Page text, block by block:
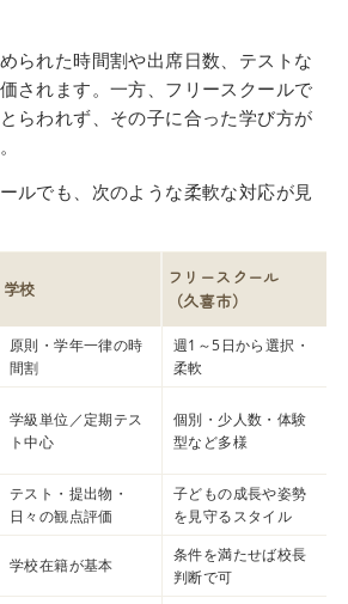
られた時間割や出席日数、テストな
されます。一方、フリースクールで
らわれず、その子に合った学び方が
ルでも、次のような柔軟な対応が見
学校
フリースクール
（久喜市）
原則・学年一律の時
間割
週1～5日から選択・
柔軟
学級単位／定期テス
ト中心
個別・少人数・体験
型など多様
テスト・提出物・
日々の観点評価
子どもの成長や姿勢
を見守るスタイル
学校在籍が基本
条件を満たせば校長
判断で可